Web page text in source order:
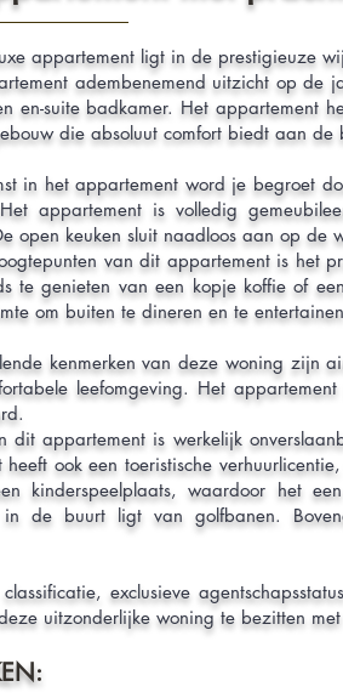
appartement ligt in de prestigieuze
adembenemend uitzicht op de
en-suite badkamer. Het appartement
die absoluut comfort biedt aan de
in het appartement word je begroet
appartement is volledig
open keuken sluit naadloos aan op de
van dit appartement is het
te genieten van een kopje koffie of
om buiten te dineren en te
kenmerken van deze woning zijn
leefomgeving. Het
dit appartement is werkelijk
ook een toeristische
kinderspeelplaats, waardoor het
in de buurt ligt van golfbanen.
exclusieve
uitzonderlijke woning te bezitten